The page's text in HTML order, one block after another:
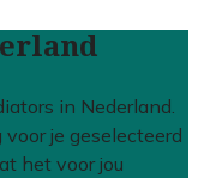
in Nederland.
je geselecteerd
het voor jou